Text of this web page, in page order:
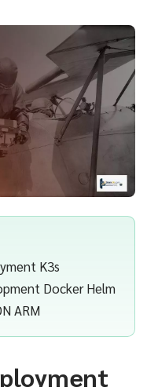
K3s
Docker Helm
ARM